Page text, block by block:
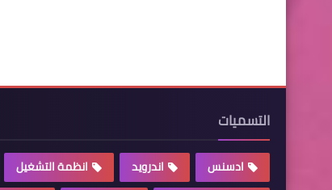
التسميات
ادسنس اندرويد انظمة التشغيل